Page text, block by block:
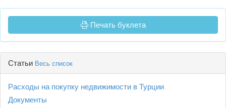
Печать буклета
Статьи Весь список
Расходы на покупку недвижимости в Турции
Документы